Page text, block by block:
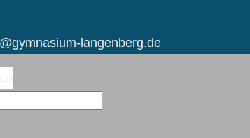
langenberg.de